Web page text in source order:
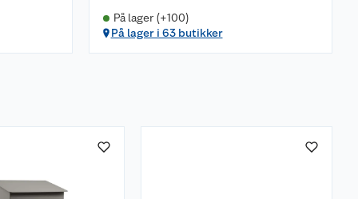
På lager (+100)
På lager i 63 butikker